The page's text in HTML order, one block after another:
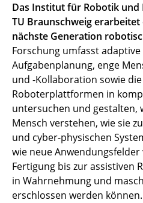
Das Institut für Robotik
TU Braunschweig
nächste Generation
Forschung umfasst
Aufgabenplanung, enge
und -Kollaboration sowie
Roboterplattformen in
untersuchen und gestalten,
Mensch verstehen, wie sie
und cyber-physischen
wie neue
Fertigung bis zur assistiven
in Wahrnehmung und
erschlossen werden können.